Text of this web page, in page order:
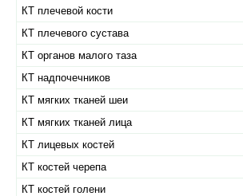
КТ плечевой кости
КТ плечевого сустава
КТ органов малого таза
КТ надпочечников
КТ мягких тканей шеи
КТ мягких тканей лица
КТ лицевых костей
КТ костей черепа
КТ костей голени